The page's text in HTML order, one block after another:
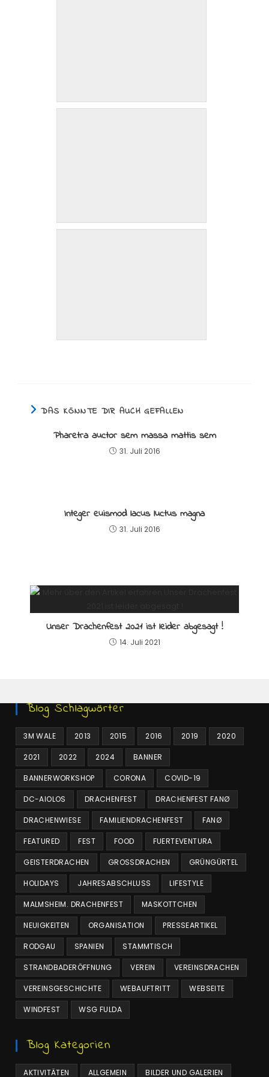
DAS KÖNNTE DIR AUCH GEFALLEN
Pharetra auctor sem massa mattis sem
31. Juli 2016
Integer euismod lacus luctus magna
31. Juli 2016
Unser Drachenfest 2021 ist leider abgesagt !
14. Juli 2021
Blog Schlagwörter
3M WALE 2013 2015 2016 2019 2020
2021 2022 2024 BANNER
BANNERWORKSHOP CORONA COVID-19
DC-AIOLOS DRACHENFEST DRACHENFEST FANØ
DRACHENWIESE FAMILIENDRACHENFEST FANØ
FEATURED FEST FOOD FUERTEVENTURA
GEISTERDRACHEN GROSSDRACHEN GRÜNGÜRTEL
HOLIDAYS JAHRESABSCHLUSS LIFESTYLE
MALMSHEIM. DRACHENFEST MASKOTTCHEN
NEUIGKEITEN ORGANISATION PRESSEARTIKEL
RODGAU SPANIEN STAMMTISCH
STRANDBADERÖFFNUNG VEREIN VEREINSDRACHEN
VEREINSGESCHICHTE WEBAUFTRITT WEBSEITE
WINDFEST WSG FULDA
Blog Kategorien
AKTIVITÄTEN ALLGEMEIN BILDER UND GALERIEN